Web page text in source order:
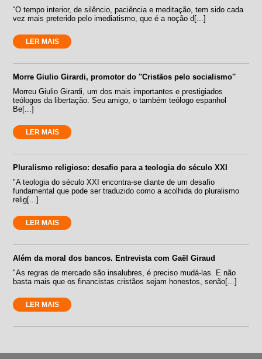
“O tempo interior, de silêncio, paciência e meditação, tem sido cada
vez mais preterido pelo imediatismo, que é a noção d[...]
LER MAIS
Morre Giulio Girardi, promotor do ''Cristãos pelo socialismo''
Morreu Giulio Girardi, um dos mais importantes e prestigiados
teólogos da libertação. Seu amigo, o também teólogo espanhol
Be[...]
LER MAIS
Pluralismo religioso: desafio para a teologia do século XXI
"A teologia do século XXI encontra-se diante de um desafio
fundamental que pode ser traduzido como a acolhida do pluralismo
relig[...]
LER MAIS
Além da moral dos bancos. Entrevista com Gaël Giraud
"As regras de mercado são insalubres, é preciso mudá-las. E não
basta mais que os financistas cristãos sejam honestos, senão[...]
LER MAIS